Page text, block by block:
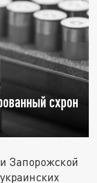
схрон
Запорожской